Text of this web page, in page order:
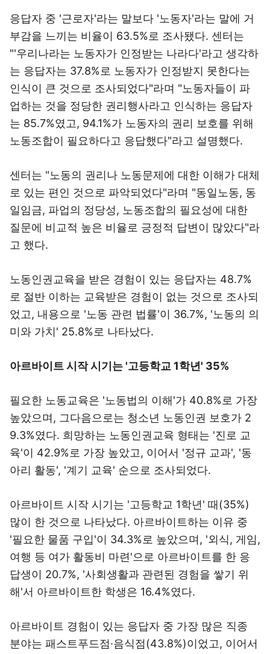
응답자 중 '근로자'라는 말보다 '노동자'라는 말에 거
부감을 느끼는 비율이 63.5%로 조사됐다. 센터는
"'우리나라는 노동자가 인정받는 나라다'라고 생각하
는 응답자는 37.8%로 노동자가 인정받지 못한다는
인식이 큰 것으로 조사되었다"라며 "노동자들이 파
업하는 것을 정당한 권리행사라고 인식하는 응답자
는 85.7%였고, 94.1%가 노동자의 권리 보호를 위해
노동조합이 필요하다고 응답했다"라고 설명했다.
센터는 "노동의 권리나 노동문제에 대한 이해가 대체
로 있는 편인 것으로 파악되었다"라며 "동일노동, 동
일임금, 파업의 정당성, 노동조합의 필요성에 대한
질문에 비교적 높은 비율로 긍정적 답변이 많았다"라
고 했다.
노동인권교육을 받은 경험이 있는 응답자는 48.7%
로 절반 이하는 교육받은 경험이 없는 것으로 조사되
었고, 내용으로 '노동 관련 법률'이 36.7%, '노동의 의
미와 가치' 25.8%로 나타났다.
아르바이트 시작 시기는 '고등학교 1학년' 35%
필요한 노동교육은 '노동법의 이해'가 40.8%로 가장
높았으며, 그다음으로는 청소년 노동인권 보호가 2
9.3%였다. 희망하는 노동인권교육 형태는 '진로 교
육'이 42.9%로 가장 높았고, 이어서 '정규 교과', '동
아리 활동', '계기 교육' 순으로 조사되었다.
아르바이트 시작 시기는 '고등학교 1학년' 때(35%)
많이 한 것으로 나타났다. 아르바이트하는 이유 중
'필요한 물품 구입'이 34.3%로 높았으며, '외식, 게임,
여행 등 여가 활동비 마련'으로 아르바이트를 한 응
답생이 20.7%, '사회생활과 관련된 경험을 쌓기 위
해'서 아르바이트한 학생은 16.4%였다.
아르바이트 경험이 있는 응답자 중 가장 많은 직종
분야는 패스트푸드점·음식점(43.8%)이었고, 이어서